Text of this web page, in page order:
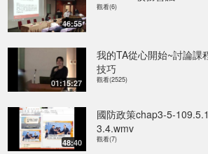
46:55
觀看(6)
01:15:27
我的TA從心開始~討論課
技巧
觀看(2525)
48:40
國防政策chap3-5-
3.4.wmv
觀看(7)